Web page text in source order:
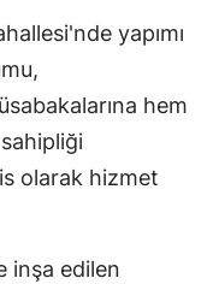
yapımı
hem
olarak hizmet
inşa edilen